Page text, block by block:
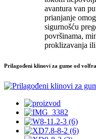
avantura van
prianjanje
sigurnošću
površinama,
proklizavanja
Prilagođeni klinovi za gume od